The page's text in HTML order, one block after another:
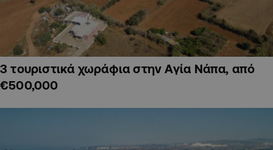
3 τουριστικά χωράφια στην Αγία Νάπα, από
€500,000